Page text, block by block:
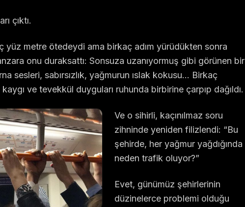
çıktı.
yüz metre ötedeydi ama birkaç adım yürüdükten sonra
onu duraksattı: Sonsuza uzanıyormuş gibi görünen bir
sesleri, sabırsızlık, yağmurun ıslak kokusu… Birkaç
ve tevekkül duyguları ruhunda birbirine çarpıp dağıldı.
Ve o sihirli, kaçınılmaz soru
zihninde yeniden filizlendi: “Bu
şehirde, her yağmur yağdığında
neden trafik oluyor?”
Evet, günümüz şehirlerinin
düzinelerce problemi olduğu